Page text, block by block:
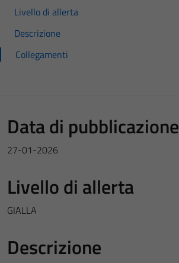
Livello di allerta
Descrizione
Collegamenti
Data di pubblicazione
27-01-2026
Livello di allerta
GIALLA
Descrizione